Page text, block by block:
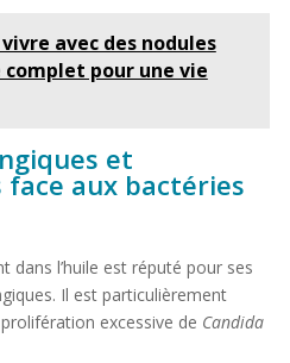
avec des nodules
complet pour une vie
et
aux bactéries
dans l’huile est réputé pour ses
Il est particulièrement
excessive de Candida